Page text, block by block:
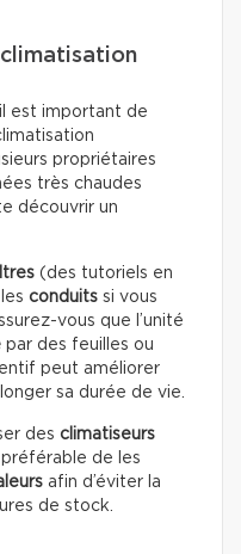
est important de
propriétaires
très chaudes
découvrir un
(des tutoriels en
conduits si vous
vous que l’unité
par des feuilles ou
peut améliorer
sa durée de vie.
des climatiseurs
de les
afin d’éviter la
de stock.